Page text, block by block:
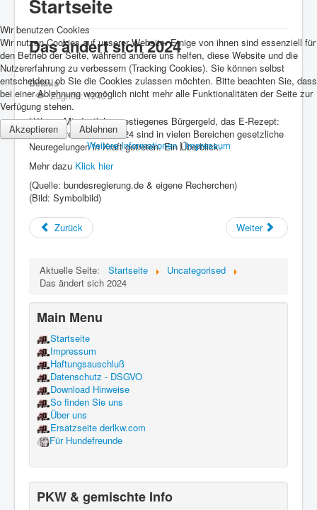
Startseite
Das ändert sich 2024
Details
Zugriffe: 1243
Höherer Mindestlohn, gestiegenes Bürgergeld, das E-Rezept:
Zum Jahreswechsel 2024 sind in vielen Bereichen gesetzliche
Neuregelungen in Kraft getreten. Ein Überblick.
Mehr dazu Klick hier
(Quelle: bundesregierung.de & eigene Recherchen)
(Bild: Symbolbild)
Zurück Weiter
Aktuelle Seite: Startseite
Uncategorised
Das ändert sich 2024
Main Menu
Startseite
Impressum
Haftungsauschluß
Datenschutz - DSGVO
Download Hinweise
So finden Sie uns
Über uns
Ersatzseite derlkw.com
Für Hundefreunde
PKW & gemischte Info
Wir benutzen Cookies
Wir nutzen Cookies auf unserer Website. Einige von ihnen sind essenziell für
den Betrieb der Seite, während andere uns helfen, diese Website und die
Nutzererfahrung zu verbessern (Tracking Cookies). Sie können selbst
entscheiden, ob Sie die Cookies zulassen möchten. Bitte beachten Sie, dass
bei einer Ablehnung womöglich nicht mehr alle Funktionalitäten der Seite zur
Verfügung stehen.
Akzeptieren
Ablehnen
Weitere Informationen|Impressum